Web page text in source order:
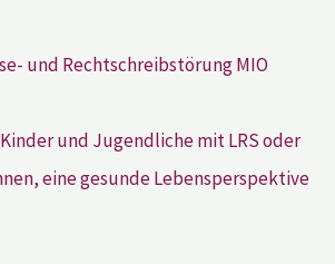
und Jugendliche mit LRS oder
eine gesunde Lebensperspektive